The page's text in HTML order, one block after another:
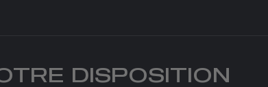
DISPOSITION